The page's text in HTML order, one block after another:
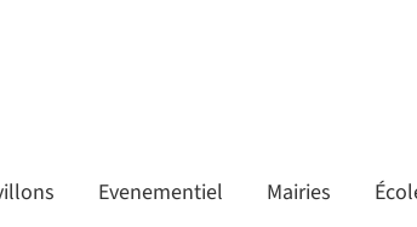
Evenementiel Mairies